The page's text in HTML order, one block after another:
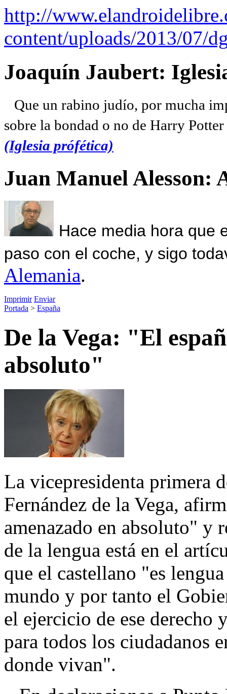
http://
content/uploads/2013/07/
Joaquín Jaubert:
Que un rabino judío, por mucha
sobre la bondad o no de Harry
(Iglesia prófética)
Juan Manuel Alesson:
Hace media hora que
paso con el coche, y sigo
Alemania.
Imprimir Enviar
Portada > España
De la Vega: "El
absoluto"
La vicepresidenta primera
Fernández de la Vega,
amenazado en absoluto" y
de la lengua está en el
que el castellano "es
mundo y por tanto el
el ejercicio de ese derecho
para todos los ciudadanos
donde vivan".